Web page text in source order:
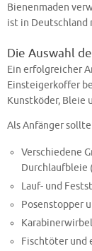
Bienenmaden
ist in
Die Auswahl
Ein erfolgreicher
Einsteigerkoffer
Kunstköder, Bleie
Als Anfänger
Verschiedene
Durchlaufbleie
Lauf- und
Posenstopper
Fischtöter und